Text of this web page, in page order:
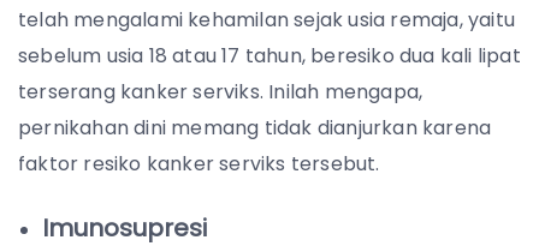
telah mengalami kehamilan sejak usia remaja, yaitu
sebelum usia 18 atau 17 tahun, beresiko dua kali lipat
terserang kanker serviks. Inilah mengapa,
pernikahan dini memang tidak dianjurkan karena
faktor resiko kanker serviks tersebut.
Imunosupresi